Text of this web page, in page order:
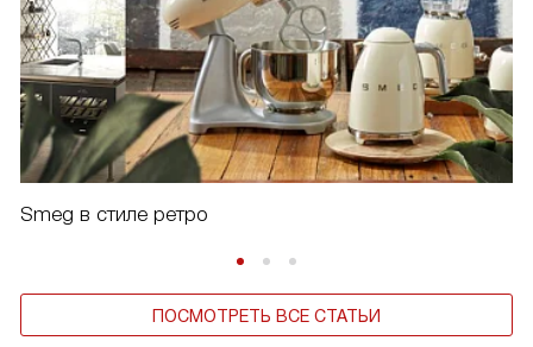
Smeg в стиле ретро
ПОСМОТРЕТЬ ВСЕ СТАТЬИ